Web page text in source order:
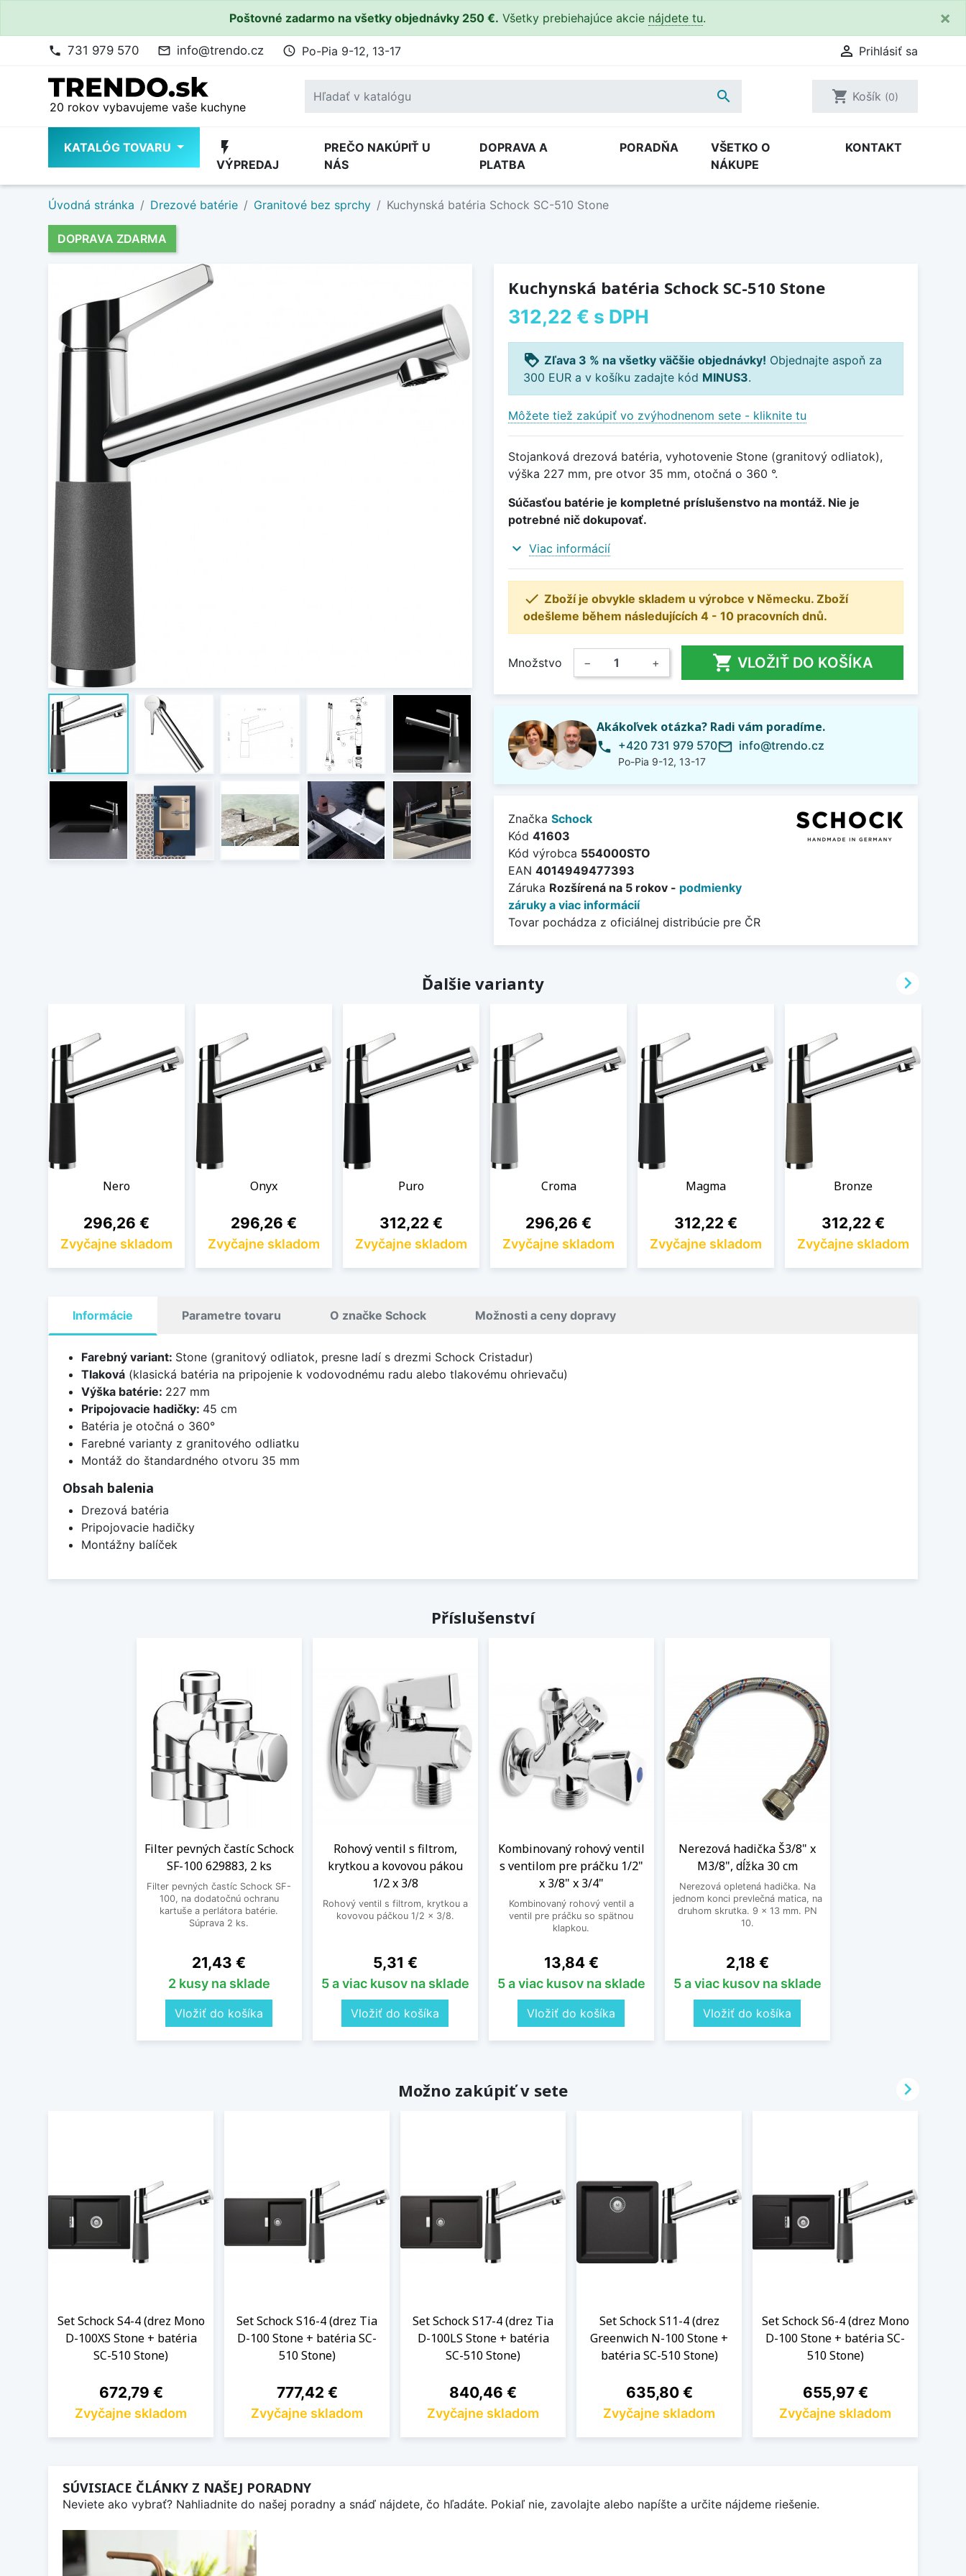
Poštovné zadarmo na všetky objednávky 250 €. Všetky prebiehajúce akcie nájdete tu. ×
phone 731 979 570 mail_outline info@trendo.cz access_time Po-Pia 9-12, 13-17  Prihlásiť sa
20 rokov vybavujeme vaše kuchyne
 shopping_cart Košík (0)
KATALÓG TOVARU flash_on
VÝPREDAJ
PREČO NAKÚPIŤ U
NÁS
DOPRAVA A
PLATBA
PORADŇA
VŠETKO O
NÁKUPE
KONTAKT
Úvodná stránka Drezové batérie Granitové bez sprchy Kuchynská batéria Schock SC-510 Stone
DOPRAVA ZDARMA
Kuchynská batéria Schock SC-510 Stone
312,22 € s DPH
loyalty Zľava 3 % na všetky väčšie objednávky! Objednajte aspoň za
300 EUR a v košíku zadajte kód MINUS3.
Môžete tiež zakúpiť vo zvýhodnenom sete - kliknite tu
Stojanková drezová batéria, vyhotovenie Stone (granitový odliatok),
výška 227 mm, pre otvor 35 mm, otočná o 360 °.
Súčasťou batérie je kompletné príslušenstvo na montáž. Nie je
potrebné nič dokupovať.
expand_more Viac informácií
 Zboží je obvykle skladem u výrobce v Německu. Zboží
odešleme během následujících 4 - 10 pracovních dnů.
Množstvo − +  VLOŽIŤ DO KOŠÍKA
Akákoľvek otázka? Radi vám poradíme.
phone +420 731 979 570
Po-Pia 9-12, 13-17
mail_outline info@trendo.cz
Značka Schock
Kód 41603
Kód výrobca 554000STO
EAN 4014949477393
Záruka Rozšírená na 5 rokov - podmienky
záruky a viac informácií
Tovar pochádza z oficiálnej distribúcie pre ČR
Ďalšie varianty
Nero
Cena
296,26 €
Zvyčajne skladom
Onyx
Cena
296,26 €
Zvyčajne skladom
Puro
Cena
312,22 €
Zvyčajne skladom
Croma
Cena
296,26 €
Zvyčajne skladom
Magma
Cena
312,22 €
Zvyčajne skladom
Bronze
Cena
312,22 €
Zvyčajne skladom

Informácie Parametre tovaru O značke Schock Možnosti a ceny dopravy
Farebný variant: Stone (granitový odliatok, presne ladí s drezmi Schock Cristadur)
Tlaková(klasická batéria na pripojenie k vodovodnému radu alebo tlakovému ohrievaču)
Výška batérie: 227 mm
Pripojovacie hadičky: 45 cm
Batéria je otočná o 360°
Farebné varianty z granitového odliatku
Montáž do štandardného otvoru 35 mm
Obsah balenia
Drezová batéria
Pripojovacie hadičky
Montážny balíček
Příslušenství
Filter pevných častíc Schock
SF-100 629883, 2 ks
Filter pevných častíc Schock SF-
100, na dodatočnú ochranu
kartuše a perlátora batérie.
Súprava 2 ks.
Cena
21,43 €
2 kusy na sklade
Vložiť do košíka
Rohový ventil s filtrom,
krytkou a kovovou pákou
1/2 x 3/8
Rohový ventil s filtrom, krytkou a
kovovou páčkou 1/2 x 3/8.
Cena
5,31 €
5 a viac kusov na sklade
Vložiť do košíka
Kombinovaný rohový ventil
s ventilom pre práčku 1/2"
x 3/8" x 3/4"
Kombinovaný rohový ventil a
ventil pre práčku so spätnou
klapkou.
Cena
13,84 €
5 a viac kusov na sklade
Vložiť do košíka
Nerezová hadička Š3/8" x
M3/8", dĺžka 30 cm
Nerezová opletená hadička. Na
jednom konci prevlečná matica, na
druhom skrutka. 9 x 13 mm. PN
10.
Cena
2,18 €
5 a viac kusov na sklade
Vložiť do košíka
Možno zakúpiť v sete
Set Schock S4-4 (drez Mono
D-100XS Stone + batéria
SC-510 Stone)
Cena
672,79 €
Zvyčajne skladom
Set Schock S16-4 (drez Tia
D-100 Stone + batéria SC-
510 Stone)
Cena
777,42 €
Zvyčajne skladom
Set Schock S17-4 (drez Tia
D-100LS Stone + batéria
SC-510 Stone)
Cena
840,46 €
Zvyčajne skladom
Set Schock S11-4 (drez
Greenwich N-100 Stone +
batéria SC-510 Stone)
Cena
635,80 €
Zvyčajne skladom
Set Schock S6-4 (drez Mono
D-100 Stone + batéria SC-
510 Stone)
Cena
655,97 €
Zvyčajne skladom

SÚVISIACE ČLÁNKY Z NAŠEJ PORADNY
Neviete ako vybrať? Nahliadnite do našej poradny a snáď nájdete, čo hľadáte. Pokiaľ nie, zavolajte alebo napíšte a určite nájdeme riešenie.